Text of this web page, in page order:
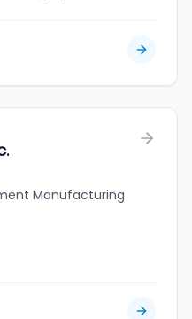
Manufacturing